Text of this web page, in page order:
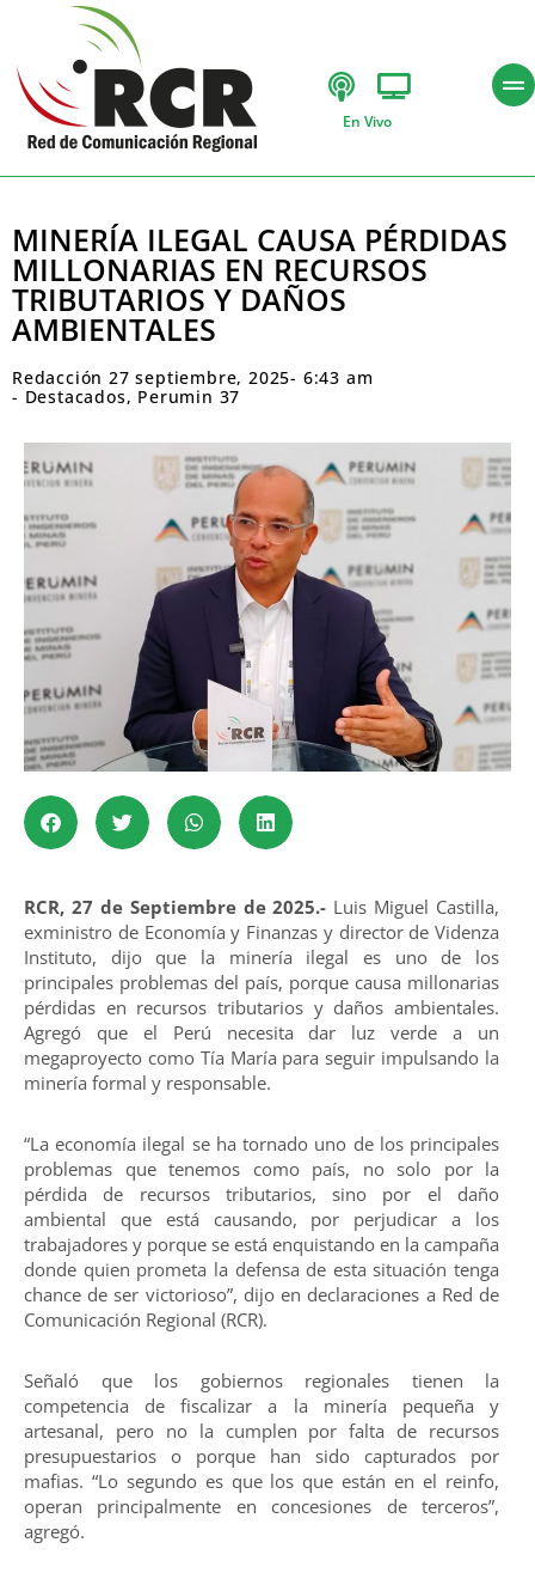
En Vivo
MINERÍA ILEGAL CAUSA PÉRDIDAS
MILLONARIAS EN RECURSOS
TRIBUTARIOS Y DAÑOS
AMBIENTALES
Redacción 27 septiembre, 2025- 6:43 am
- Destacados, Perumin 37
RCR, 27 de Septiembre de 2025.- Luis Miguel Castilla,
exministro de Economía y Finanzas y director de Videnza
Instituto, dijo que la minería ilegal es uno de los
principales problemas del país, porque causa millonarias
pérdidas en recursos tributarios y daños ambientales.
Agregó que el Perú necesita dar luz verde a un
megaproyecto como Tía María para seguir impulsando la
minería formal y responsable.
“La economía ilegal se ha tornado uno de los principales
problemas que tenemos como país, no solo por la
pérdida de recursos tributarios, sino por el daño
ambiental que está causando, por perjudicar a los
trabajadores y porque se está enquistando en la campaña
donde quien prometa la defensa de esta situación tenga
chance de ser victorioso”, dijo en declaraciones a Red de
Comunicación Regional (RCR).
Señaló que los gobiernos regionales tienen la
competencia de fiscalizar a la minería pequeña y
artesanal, pero no la cumplen por falta de recursos
presupuestarios o porque han sido capturados por
mafias. “Lo segundo es que los que están en el reinfo,
operan principalmente en concesiones de terceros”,
agregó.